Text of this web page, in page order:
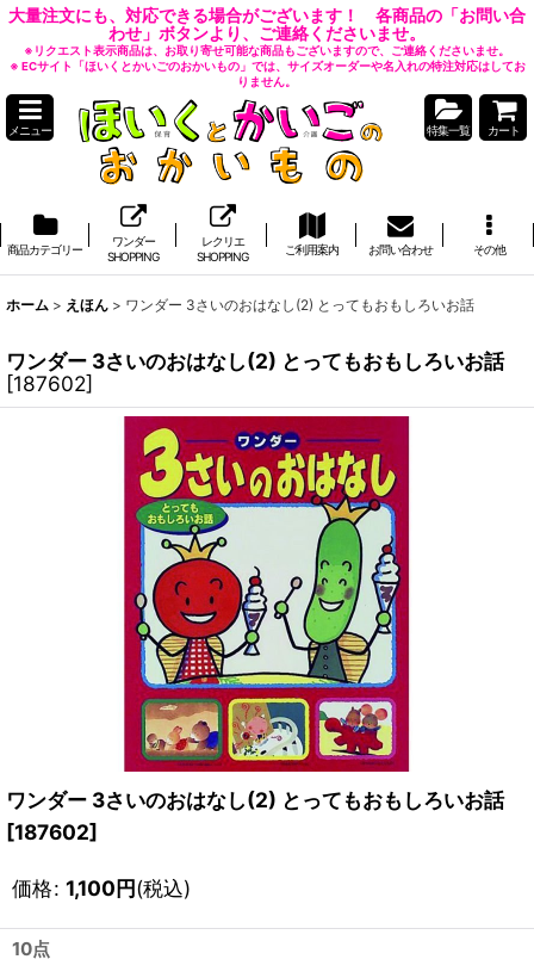
大量注文にも、対応できる場合がございます！ 各商品の「お問い合
わせ」ボタンより、ご連絡くださいませ。
※リクエスト表示商品は、お取り寄せ可能な商品もございますので、ご連絡くださいませ。
※ ECサイト「ほいくとかいごのおかいもの」では、サイズオーダーや名入れの特注対応はしてお
りません。
メニュー 特集一覧 カート
商品カテゴリー
ワンダー
SHOPPING
レクリエ
SHOPPING
ご利用案内 お問い合わせ その他
ホーム > えほん > ワンダー 3さいのおはなし(2) とってもおもしろいお話
ワンダー 3さいのおはなし(2) とってもおもしろいお話
[187602]
ワンダー 3さいのおはなし(2) とってもおもしろいお話
[187602]
価格: 1,100円(税込)
10点